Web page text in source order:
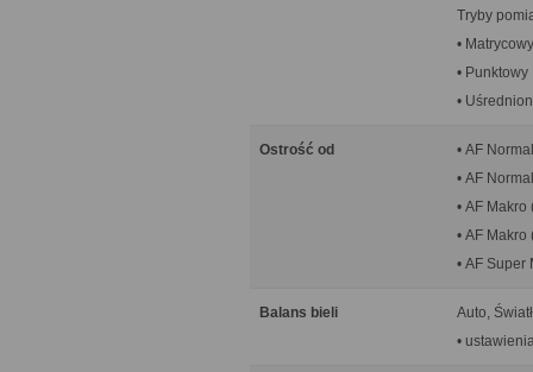
Tryby
• Matrycowy
• Punktowy
•
Ostrość od
• AF
• AF
• AF
• AF
• AF Super
Balans bieli
Auto,
•